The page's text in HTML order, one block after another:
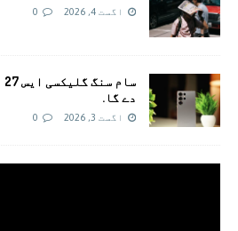
اگست 4, 2026 0
دے گا.
اگست 3, 2026 0